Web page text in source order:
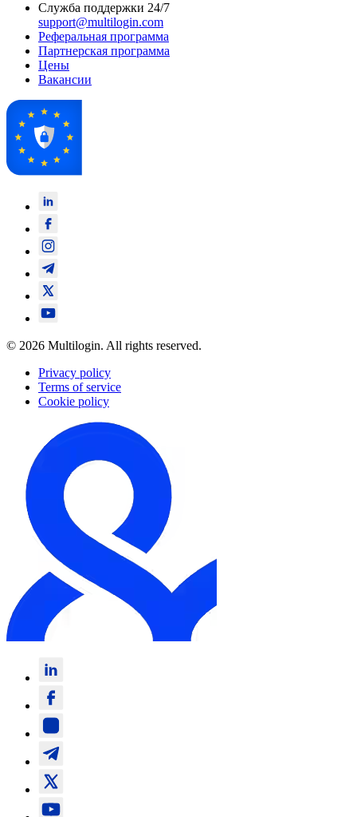
Служба поддержки 24/7
support@multilogin.com
Реферальная программа
Партнерская программа
Цены
Вакансии
© 2026 Multilogin. All rights reserved.
Privacy policy
Terms of service
Cookie policy